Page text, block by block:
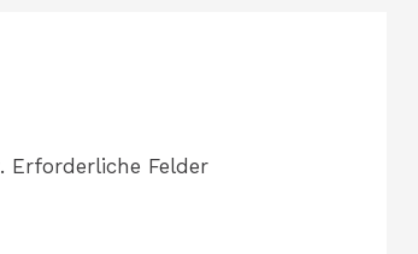
Erforderliche Felder